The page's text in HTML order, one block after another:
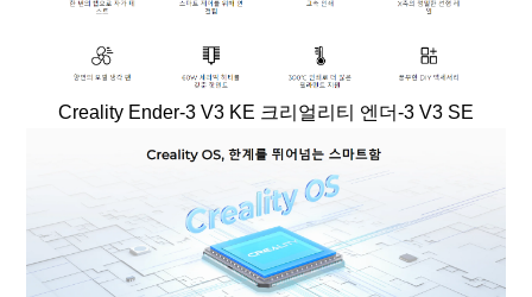
Creality Ender-3 V3 KE 크리얼리티 엔더-3 V3 SE